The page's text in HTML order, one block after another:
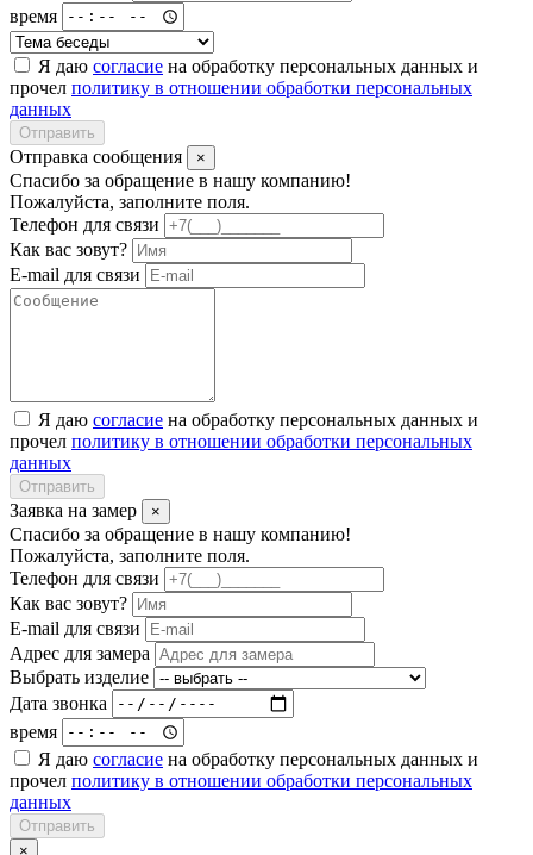
время
Я даю согласие на обработку персональных данных и
прочел политику в отношении обработки персональных
данных
Отправить
Отправка сообщения ×
Спасибо за обращение в нашу компанию!
Пожалуйста, заполните поля.
Телефон для связи
Как вас зовут?
E-mail для связи
Я даю согласие на обработку персональных данных и
прочел политику в отношении обработки персональных
данных
Отправить
Заявка на замер ×
Спасибо за обращение в нашу компанию!
Пожалуйста, заполните поля.
Телефон для связи
Как вас зовут?
E-mail для связи
Адрес для замера
Выбрать изделие
Дата звонка
время
Я даю согласие на обработку персональных данных и
прочел политику в отношении обработки персональных
данных
Отправить
×